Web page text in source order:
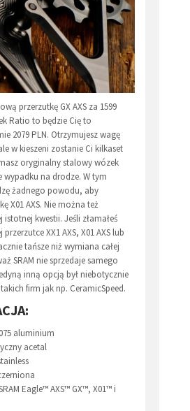
przerzutkę GX AXS za 1599
Ratio to będzie Cię to
2079 PLN. Otrzymujesz wagę
w kieszeni zostanie Ci kilkaset
oryginalny stalowy wózek
wypadku na drodze. W tym
żadnego powodu, aby
X01 AXS. Nie można też
kwestii. Jeśli złamałeś
XX1 AXS, X01 AXS lub
tańsze niż wymiana całej
SRAM nie sprzedaje samego
inną opcją był niebotycznie
firm jak np. CeramicSpeed.
aluminium
acetal
Eagle™ AXS™ GX™, X01™ i